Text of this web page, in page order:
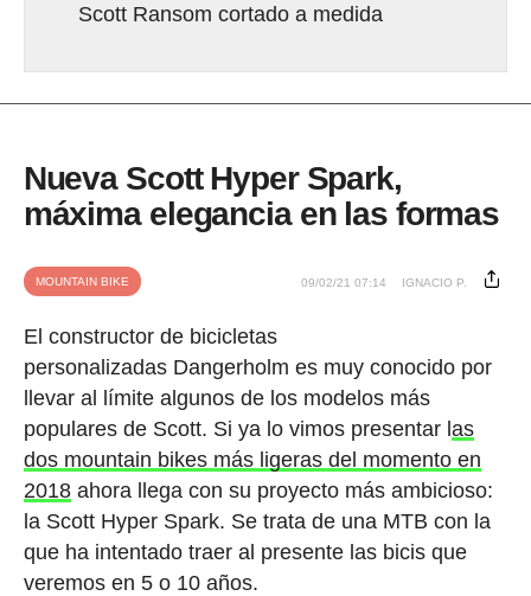
Scott Ransom cortado a medida
Nueva Scott Hyper Spark,
máxima elegancia en las formas
MOUNTAIN BIKE 09/02/21 07:14 IGNACIO P.
El constructor de bicicletas
personalizadas Dangerholm es muy conocido por
llevar al límite algunos de los modelos más
populares de Scott. Si ya lo vimos presentar las
dos mountain bikes más ligeras del momento en
2018ahora llega con su proyecto más ambicioso:
la Scott Hyper Spark. Se trata de una MTB con la
que ha intentado traer al presente las bicis que
veremos en 5 o 10 años.